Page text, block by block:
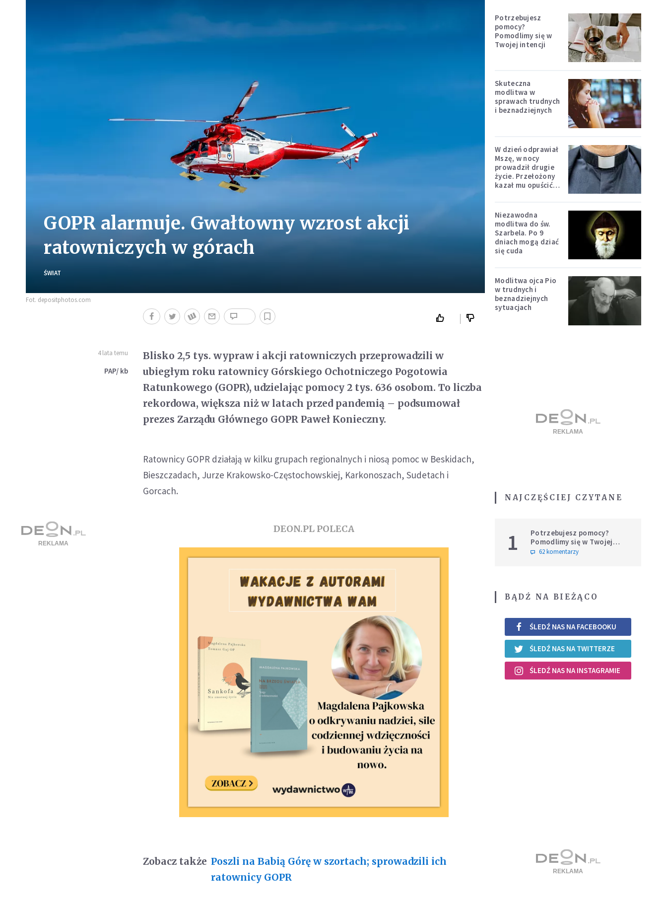
GOPR alarmuje. Gwałtowny wzrost akcji
ratowniczych w górach
ŚWIAT
Fot. depositphotos.com
4 lata temu
PAP/ kb
Blisko 2,5 tys. wypraw i akcji ratowniczych przeprowadzili w
ubiegłym roku ratownicy Górskiego Ochotniczego Pogotowia
Ratunkowego (GOPR), udzielając pomocy 2 tys. 636 osobom. To liczba
rekordowa, większa niż w latach przed pandemią – podsumował
prezes Zarządu Głównego GOPR Paweł Konieczny.
Ratownicy GOPR działają w kilku grupach regionalnych i niosą pomoc w Beskidach,
Bieszczadach, Jurze Krakowsko-Częstochowskiej, Karkonoszach, Sudetach i
Gorcach.
DEON.PL POLECA
Zobacz także Poszli na Babią Górę w szortach; sprowadzili ich
ratownicy GOPR
Potrzebujesz
pomocy?
Pomodlimy się w
Twojej intencji
Skuteczna
modlitwa w
sprawach trudnych
i beznadziejnych
W dzień odprawiał
Mszę, w nocy
prowadził drugie
życie. Przełożony
kazał mu opuścić
Niezawodna
modlitwa do św.
Szarbela. Po 9
dniach mogą dziać
się cuda
Modlitwa ojca Pio
w trudnych i
beznadziejnych
sytuacjach
NAJCZĘŚCIEJ CZYTANE
1
Potrzebujesz pomocy?
Pomodlimy się w Twojej
intencji
62 komentarzy
BĄDŹ NA BIEŻĄCO
ŚLEDŹ NAS NA FACEBOOKU
ŚLEDŹ NAS NA TWITTERZE
ŚLEDŹ NAS NA INSTAGRAMIE